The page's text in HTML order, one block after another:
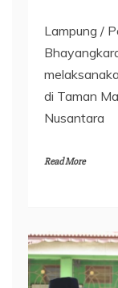
Lampung /
di Taman
Nusantara
Read More